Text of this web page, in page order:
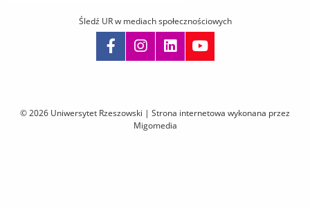
© 2026 Uniwersytet Rzeszowski | Strona internetowa wykonana przez
Migomedia
Śledź UR w mediach społecznościowych
i
przejdź